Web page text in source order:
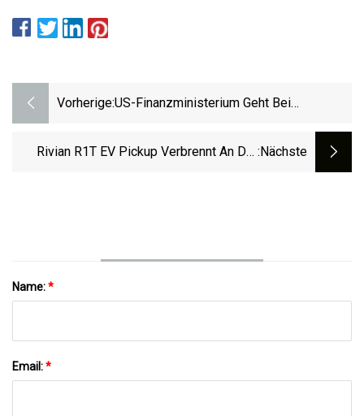
Vorherige:US-Finanzministerium Geht Bei
Mittelweg
Rivian R1T EV Pickup Verbrennt An Der :nächste
Name:*
Email:*